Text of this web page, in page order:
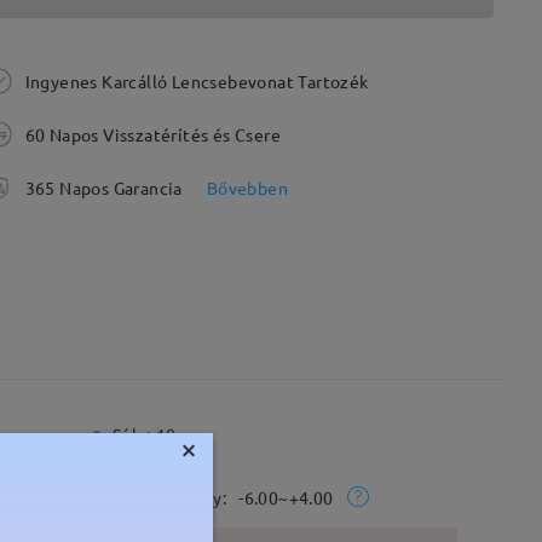
Ingyenes Karcálló Lencsebevonat Tartozék
60 Napos Visszatérítés és Csere
365 Napos Garancia Bővebben
Súly: 10g
Rx Tartomány: -6.00~+4.00
×